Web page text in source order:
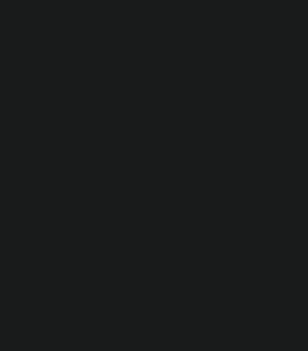
du processus de gestion des
la rendant complète, intuitive et